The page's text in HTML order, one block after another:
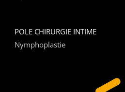
POLE CHIRURGIE INTIME
Nymphoplastie